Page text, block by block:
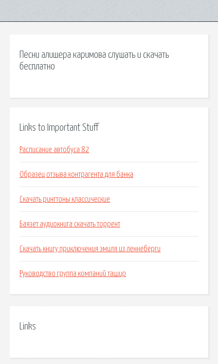
Песни алишера каримова слушать и скачать
бесплатно
Links to Important Stuff
Расписание автобуса 82
Образец отзыва контрагента для банка
Скачать рингтоны классические
Баязет аудиокнига скачать торрент
Скачать книгу приключения эмиля из леннеберги
Руководство группа компаний ташир
Links